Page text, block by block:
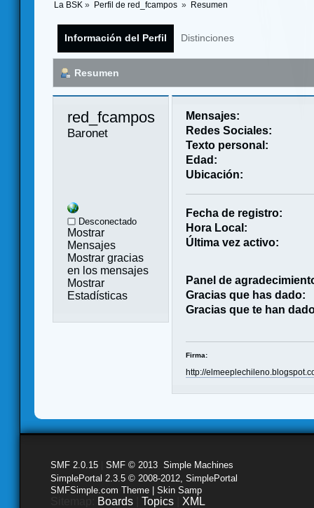
La BSK » Perfil de red_fcampos » Resumen
Información del Perfil Distinciones
Resumen
Baronet
Desconectado
Mostrar
Mensajes
Mostrar gracias
en los mensajes
Mostrar
Estadísticas
Mensajes:
Redes Sociales:
Texto personal:
Edad:
Ubicación:
Fecha de registro:
Hora Local:
Última vez activo:
Panel de
Gracias que has dado:
Gracias que te han
Firma:
http://
SMF 2.0.15 SMF © 2013 Simple Machines
SimplePortal 2.3.5 © 2008-2012, SimplePortal
SMFSimple.com Theme | Skin Samp
Boards Topics XML